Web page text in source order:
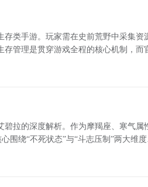
类手游。玩家需在史前荒野中采集资
管理是贯穿游戏全程的核心机制，而
拉的深度解析。作为摩羯座、寒气属
围绕“不死状态”与“斗志压制”两大维度